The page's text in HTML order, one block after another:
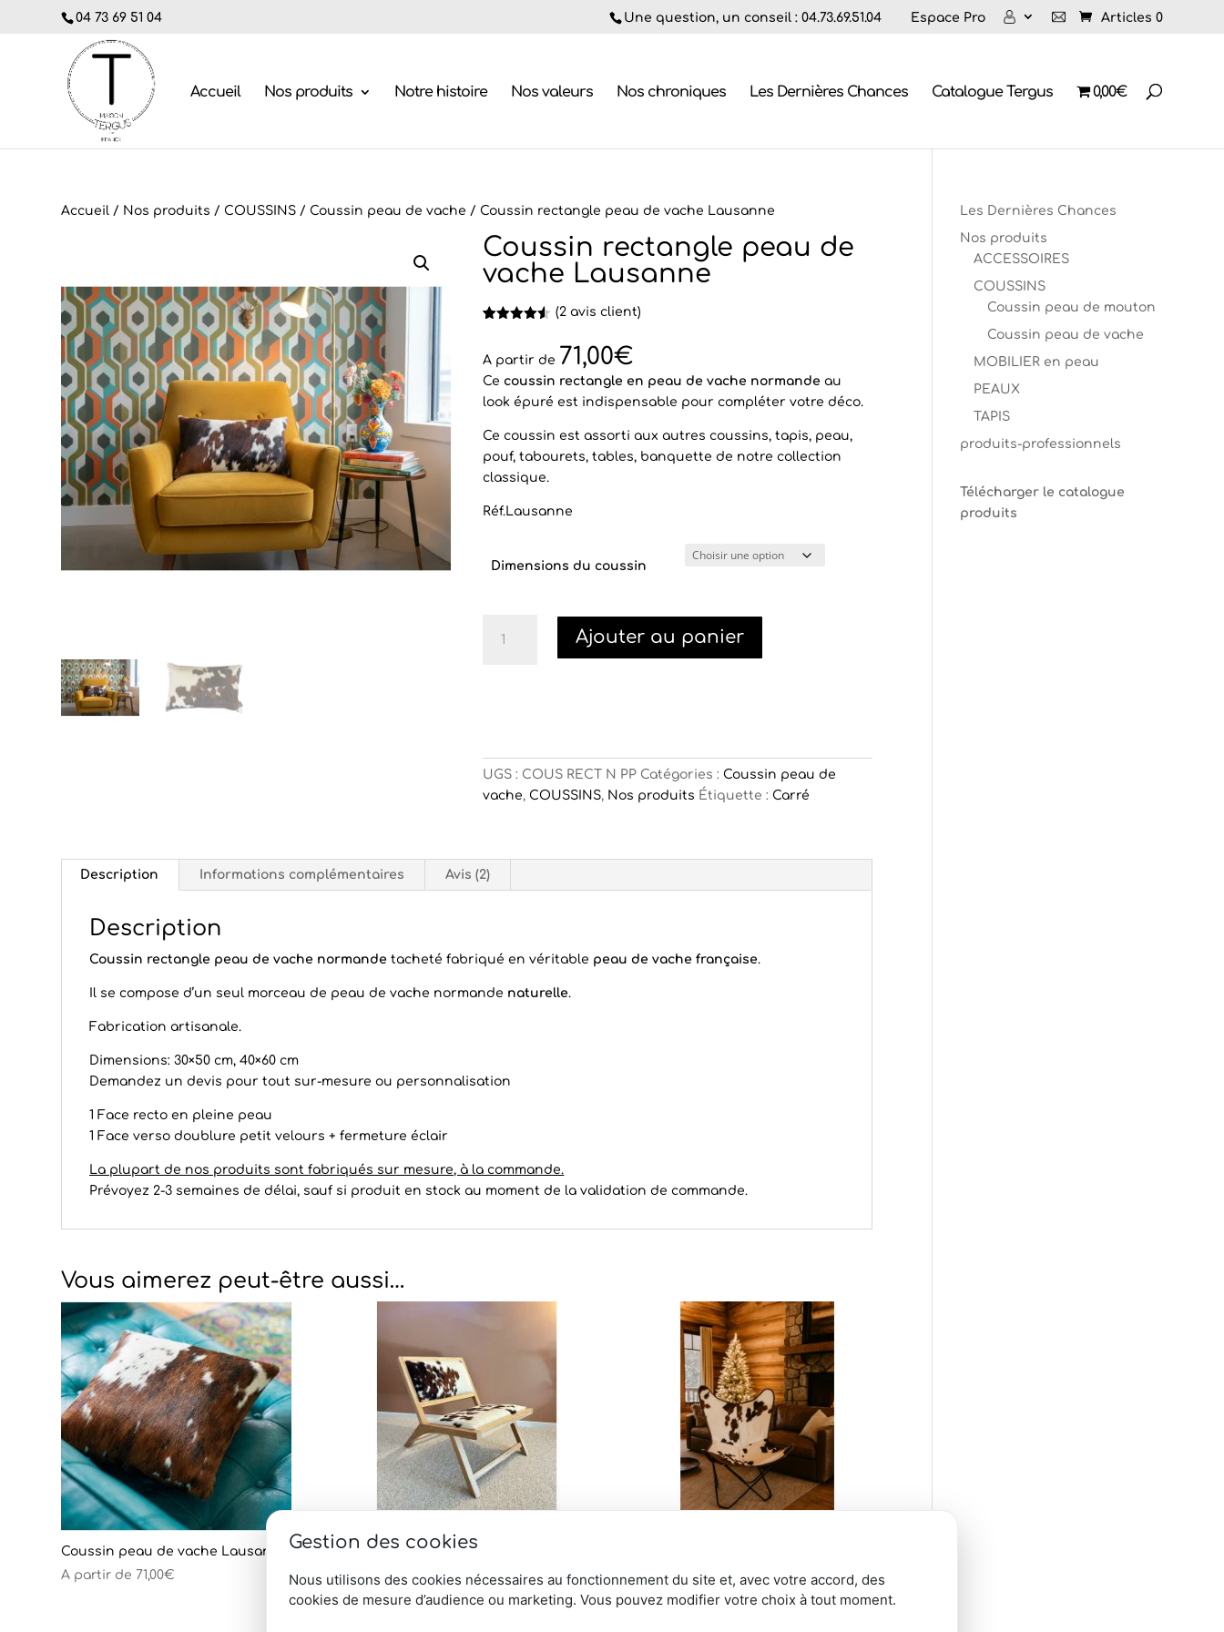
04 73 69 51 04 Une question, un conseil : 04.73.69.51.04 Espace Pro Articles 0
Accueil Nos produits Notre histoire Nos valeurs Nos chroniques Les Dernières Chances Catalogue Tergus 0,00€
Accueil / Nos produits /COUSSINS /Coussin peau de vache / Coussin rectangle peau de vache Lausanne
Coussin rectangle peau de
vache Lausanne
basé sur
notations
client
(2avis client)
A partir de 71,00€
Ce coussin rectangle en peau de vache normande au
look épuré est indispensable pour compléter votre déco.
Ce coussin est assorti aux autres coussins, tapis, peau,
pouf, tabourets, tables, banquette de notre collection
classique.
Réf.Lausanne
Dimensions du coussin
Lausanne
Ajouter au panier
UGS : COUS RECT N PP Catégories :Coussin peau de
vache,COUSSINS, Nos produits Étiquette :Carré
Description Informations complémentaires Avis (2)
Description
Coussin rectangle peau de vache normande tacheté fabriqué en véritable peau de vache française.
Il se compose d’un seul morceau de peau de vache normande naturelle.
Fabrication artisanale.
Dimensions: 30×50 cm, 40×60 cm
Demandez un devis pour tout sur-mesure ou personnalisation
1 Face recto en pleine peau
1 Face verso doublure petit velours + fermeture éclair
La plupart de nos produits sont fabriqués sur mesure, à la commande.
Prévoyez 2-3 semaines de délai, sauf si produit en stock au moment de la validation de commande.
Vous aimerez peut-être aussi…
Coussin peau de vache Lausanne
A partir de 71,00€
Fauteuil bois peau de vache
1 350,00€
5.00
€
Les Dernières Chances
Nos produits
ACCESSOIRES
COUSSINS
Coussin peau de mouton
Coussin peau de vache
MOBILIER en peau
PEAUX
TAPIS
produits-professionnels
Télécharger le catalogue
produits
Gestion des cookies
Nous utilisons des cookies nécessaires au fonctionnement du site et, avec votre accord, des
cookies de mesure d’audience ou marketing. Vous pouvez modifier votre choix à tout moment.